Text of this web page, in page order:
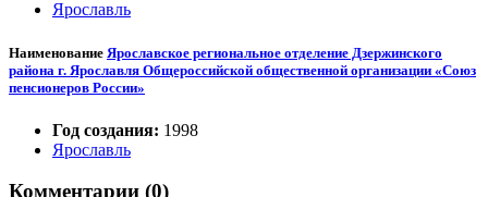
Ярославль
Наименование Ярославское региональное отделение Дзержинского
района г. Ярославля Общероссийской общественной организации «Союз
пенсионеров России»
Год создания: 1998
Ярославль
Комментарии (0)